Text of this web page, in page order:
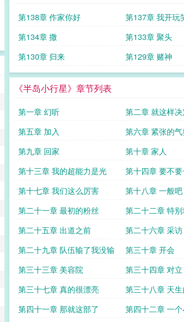
第138章 作家你好 第137章 我开玩
第134章 撒
第133章 聚头
第130章 归来
第129章 赌神
《半岛小行星》章节列表
第一章 幻听 第二章 就这样决
第五章 加入
第六章 紧张的
第九章 回家
第十章 家人
第十三章 我的超能力是光
第十四章 要不
第十七章 我们这么厉害
第十八章 一般吧
第二十一章 最初的粉丝
第二十二章 特别
第二十五章 出道之前
第二十六章 采访
第二十九章 队伍输了我没输
第三十章 开会
第三十三章 美容院
第三十四章 对立
第三十七章 真的很漂亮
第三十八章 天
第四十一章 那就这部了
第四十二章 一